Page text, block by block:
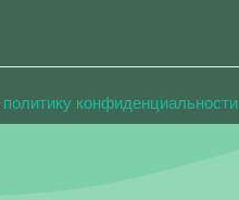
политику конфиденциальности